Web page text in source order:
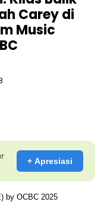
Carey di
Music
+ Apresiasi